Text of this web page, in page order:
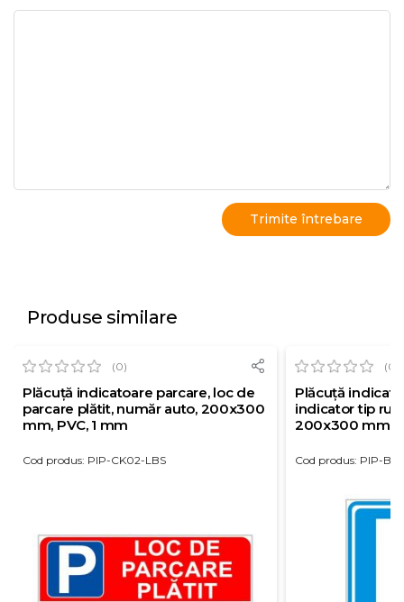
Produse similare
(0)
Plăcuță indicatoare parcare, loc de
parcare plătit, număr auto, 200x300
mm, PVC, 1 mm
Cod produs: PIP-CK02-LBS
(0)
Plăcuță
indicator tip
200x300 mm,
Cod produs: PIP-